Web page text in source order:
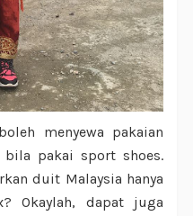
menyewa pakaian
pakai sport shoes.
duit Malaysia hanya
Okaylah, dapat juga